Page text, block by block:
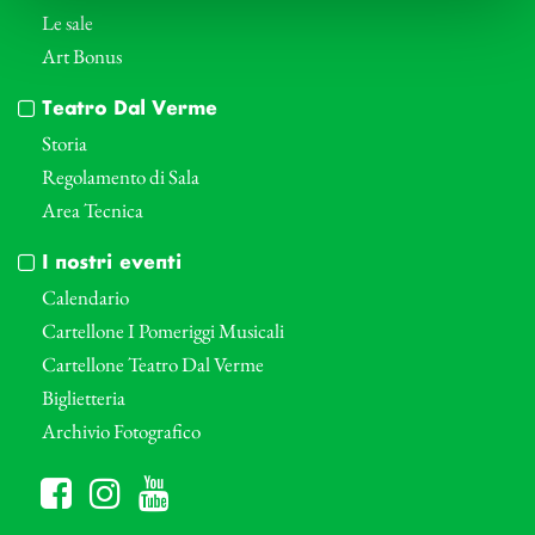
Le sale
Art Bonus
Teatro Dal Verme
Storia
Regolamento di Sala
Area Tecnica
I nostri eventi
Calendario
Cartellone I Pomeriggi Musicali
Cartellone Teatro Dal Verme
Biglietteria
Archivio Fotografico